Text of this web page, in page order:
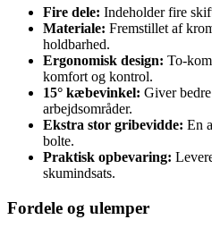
Fire dele: Indeholder fire
Materiale: Fremstillet af
holdbarhed.
Ergonomisk design: To-
komfort og kontrol.
15° kæbevinkel: Giver
arbejdsområder.
Ekstra stor gribevidde: En
bolte.
Praktisk opbevaring:
skumindsats.
Fordele og ulemper